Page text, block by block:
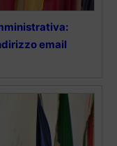
email